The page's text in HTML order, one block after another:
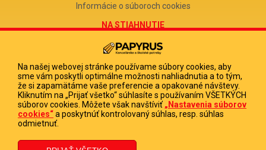
Informácie o súboroch cookies
NA STIAHNUTIE
Reklamačný formulár
Odstúpenie od zmluvy
Poučenie o odstúpení od zmluvy
FIRMA
PAPYRUS POPRAD, s.r.o.
Na našej webovej stránke používame súbory cookies, aby
sme vám poskytli optimálne možnosti nahliadnutia a to tým,
že si zapamätáme vaše preferencie a opakované návštevy.
Kliknutím na „Prijať všetko“ súhlasíte s používaním VŠETKÝCH
súborov cookies. Môžete však navštíviť „Nastavenia súborov
cookies“a poskytnúť kontrolovaný súhlas, resp. súhlas
odmietnuť.